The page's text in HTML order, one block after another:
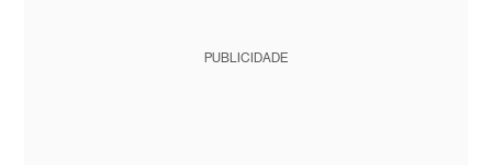
PUBLICIDADE